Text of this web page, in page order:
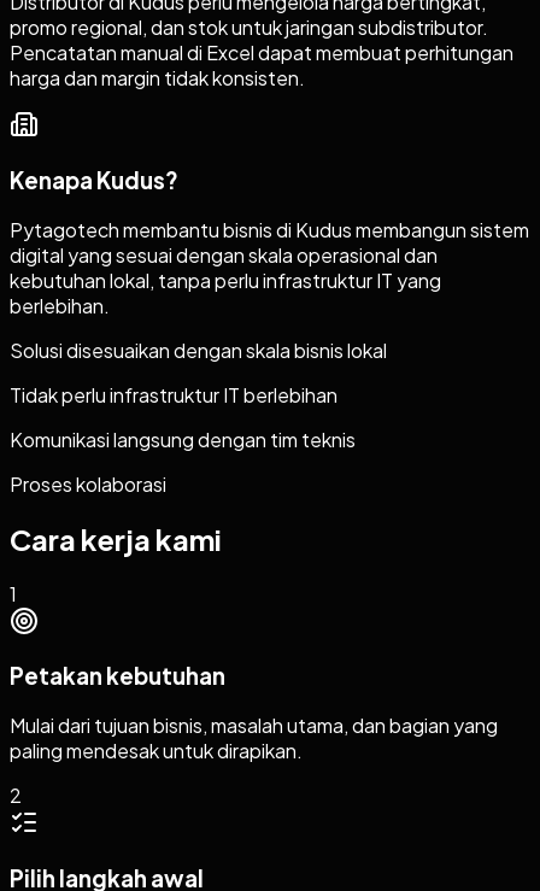
promo regional, dan stok untuk jaringan subdistributor.
Pencatatan manual di Excel dapat membuat perhitungan
harga dan margin tidak konsisten.
Kenapa Kudus?
Pytagotech membantu bisnis di Kudus membangun sistem
digital yang sesuai dengan skala operasional dan
kebutuhan lokal, tanpa perlu infrastruktur IT yang
berlebihan.
Solusi disesuaikan dengan skala bisnis lokal
Tidak perlu infrastruktur IT berlebihan
Komunikasi langsung dengan tim teknis
Proses kolaborasi
Cara kerja kami
1
Petakan kebutuhan
Mulai dari tujuan bisnis, masalah utama, dan bagian yang
paling mendesak untuk dirapikan.
2
Pilih langkah awal